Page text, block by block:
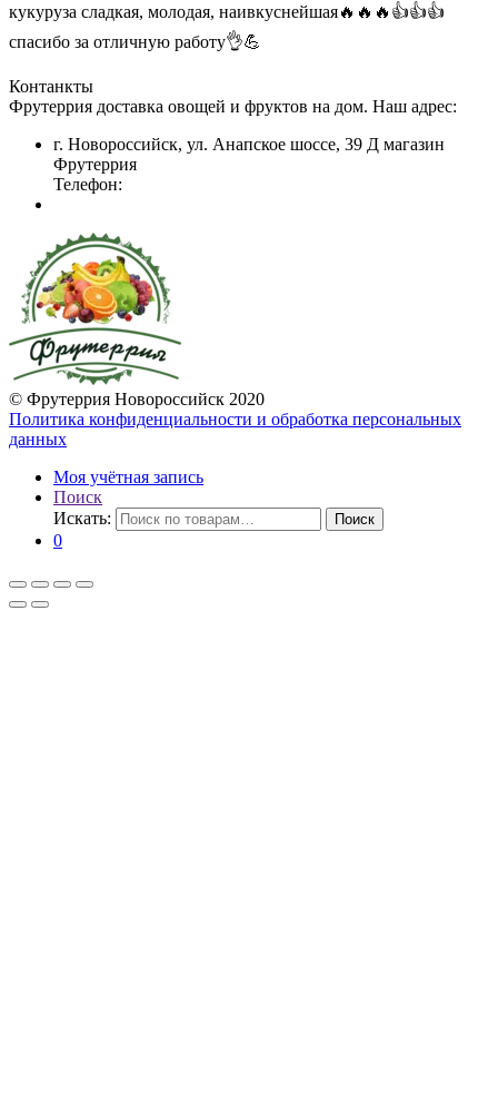
кукуруза сладкая, молодая, наивкуснейшая🔥🔥🔥👍👍👍
спасибо за отличную работу👌💪
Контанкты
Фрутеррия доставка овощей и фруктов на дом. Наш адрес:
г. Новороссийск, ул. Анапское шоссе, 39 Д магазин
Фрутеррия
Телефон:
© Фрутеррия Новороссийск 2020
Политика конфиденциальности и обработка персональных
данных
Моя учётная запись
Поиск
Искать:
Поиск
0